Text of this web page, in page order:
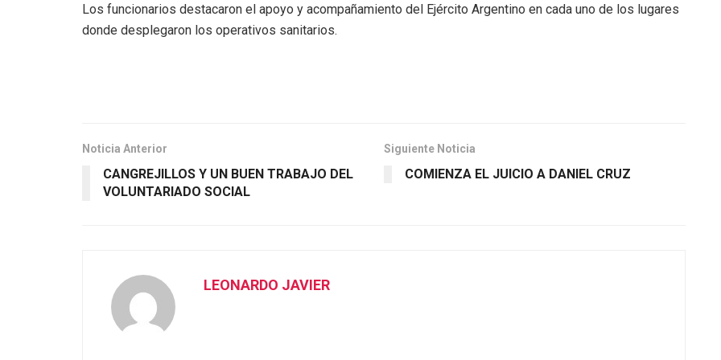
Los funcionarios destacaron el apoyo y acompañamiento del Ejército Argentino en cada uno de los lugares
donde desplegaron los operativos sanitarios.
Noticia Anterior
CANGREJILLOS Y UN BUEN TRABAJO DEL
VOLUNTARIADO SOCIAL
Siguiente Noticia
COMIENZA EL JUICIO A DANIEL CRUZ
LEONARDO JAVIER